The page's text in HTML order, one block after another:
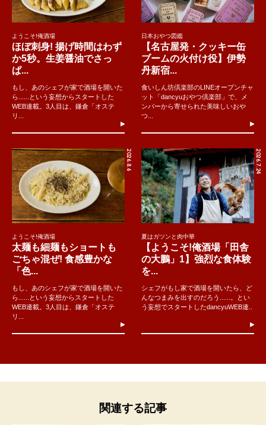
ようこそ!俺酒場
ほぼ刺身! 揚げ時間はわず
か5秒。生姜醤油でさっ
ぱ...
もし、あのシェフが家で酒場を開いた
ら......という妄想からスタートした
WEB連載。3人目は、鎌倉「オステ
リ...
日本おやつ図鑑
【名古屋発・クッキー缶
ブームの火付け役】伊勢
丹新宿...
食いしん坊倶楽部のLINEオープンチャ
ット「dancyuおやつ倶楽部」で、メ
ンバーから寄せられた美味しいおや
つ...
2026.8.6
ようこそ!俺酒場
太麺も細麺もショートも
ごちゃ混ぜ! 食感豊かな
「色...
もし、あのシェフが家で酒場を開いた
ら......という妄想からスタートした
WEB連載。3人目は、鎌倉「オステ
リ...
2026.7.24
夏はガツンと肉中華
【ようこそ!俺酒場「田舎
の大鵬」1】強烈な食体験
を...
シェフがもし家で酒場を開いたら、ど
んなつまみを出すのだろう......。とい
う妄想でスタートしたdancyuWEB連..
関連する記事